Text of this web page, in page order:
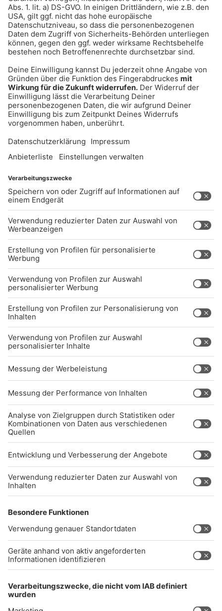
Flower Power, Rock’n’Roll und die kultigsten
Evergreens
UNTERNEHMEN
Kontakt
Jobs
Sendeempfang
Über uns
BARRIEREFREIHEIT: WIR ARBEITEN DERZEIT
AKTIV DARAN, UNSERE WEBSITE
BARRIEREFREI ZU GESTALTEN - GEMÄSS D
EN ANFORDERUNGEN DES B
ARRIEREFREIHEITSSTÄRKUNGSGESETZES. W
ENN SIE AUF BARRIEREN STOSSEN ODER UN
NTAKTIEREN SIE UNS GERNE.
Studio-Hotline
(089) 38 38 38 38
info@radiogong.de
Impressum
Audiothek